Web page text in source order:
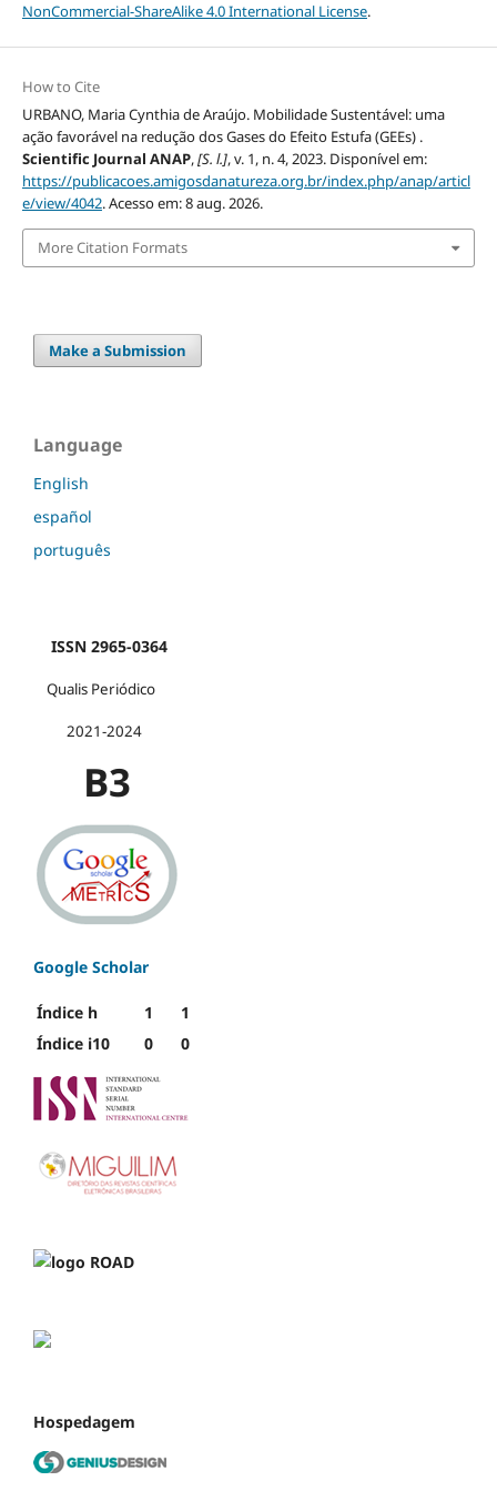
NonCommercial-ShareAlike 4.0 International License.
How to Cite
URBANO, Maria Cynthia de Araújo. Mobilidade Sustentável: uma
ação favorável na redução dos Gases do Efeito Estufa (GEEs) .
Scientific Journal ANAP,[S. l.], v. 1, n. 4, 2023. Disponível em:
https://publicacoes.amigosdanatureza.org.br/index.php/anap/articl
e/view/4042. Acesso em: 8 aug. 2026.
More Citation Formats
Make a Submission
Language
English
español
português
ISSN 2965-0364
Qualis Periódico
2021-2024
B3
Google Scholar
Índice h 1
1
Índice i10
0 0
Hospedagem